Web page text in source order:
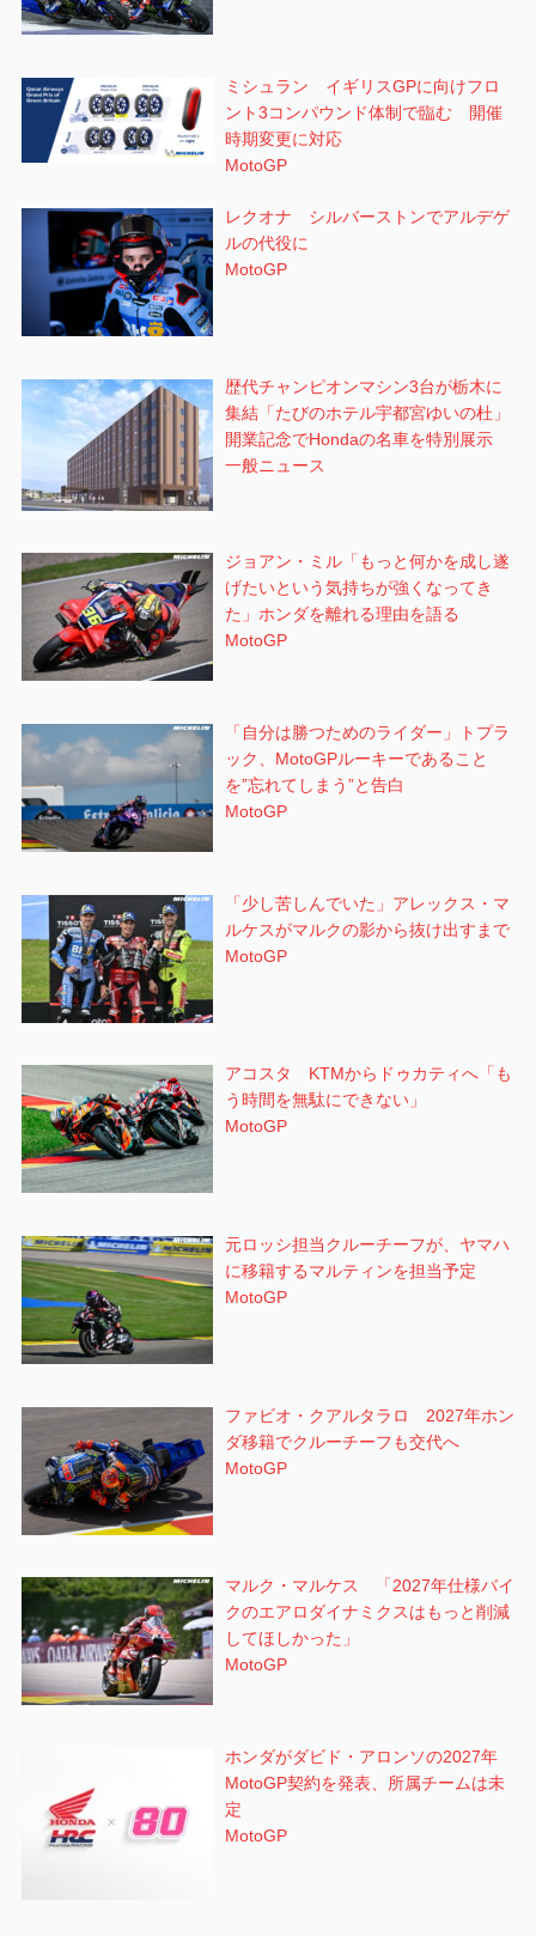
ミシュラン イギリスGPに向けフロ
ント3コンパウンド体制で臨む 開催
時期変更に対応
MotoGP
レクオナ シルバーストンでアルデゲ
ルの代役に
MotoGP
歴代チャンピオンマシン3台が栃木に
集結「たびのホテル宇都宮ゆいの杜」
開業記念でHondaの名車を特別展示
一般ニュース
ジョアン・ミル「もっと何かを成し遂
げたいという気持ちが強くなってき
た」ホンダを離れる理由を語る
MotoGP
「自分は勝つためのライダー」トプラ
ック、MotoGPルーキーであること
を”忘れてしまう”と告白
MotoGP
「少し苦しんでいた」アレックス・マ
ルケスがマルクの影から抜け出すまで
MotoGP
アコスタ KTMからドゥカティへ「も
う時間を無駄にできない」
MotoGP
元ロッシ担当クルーチーフが、ヤマハ
に移籍するマルティンを担当予定
MotoGP
ファビオ・クアルタラロ 2027年ホン
ダ移籍でクルーチーフも交代へ
MotoGP
マルク・マルケス 「2027年仕様バイ
クのエアロダイナミクスはもっと削減
してほしかった」
MotoGP
ホンダがダビド・アロンソの2027年
MotoGP契約を発表、所属チームは未
定
MotoGP